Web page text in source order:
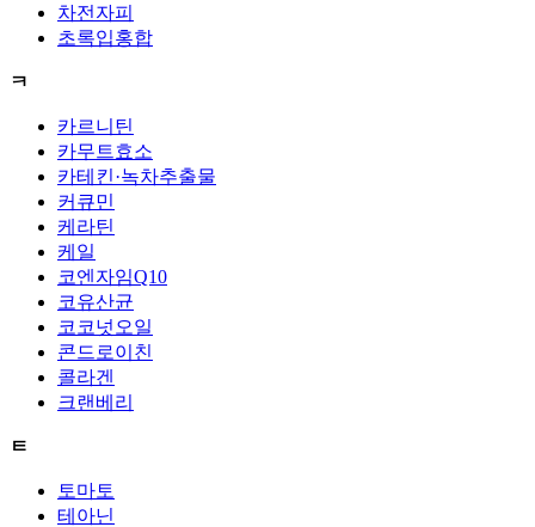
차전자피
초록입홍합
ㅋ
카르니틴
카무트효소
카테킨·녹차추출물
커큐민
케라틴
케일
코엔자임Q10
코유산균
코코넛오일
콘드로이친
콜라겐
크랜베리
ㅌ
토마토
테아닌